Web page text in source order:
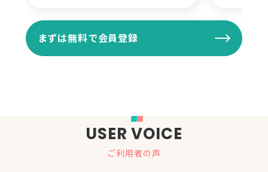
まずは無料で会員登録
USER VOICE
ご利用者の声